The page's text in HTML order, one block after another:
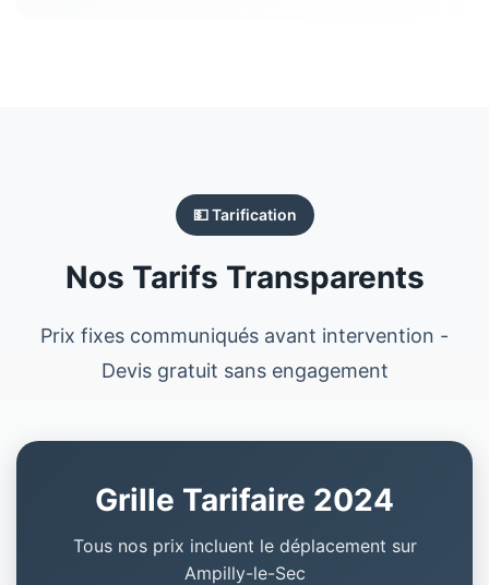
💵 Tarification
Nos Tarifs Transparents
Prix fixes communiqués avant intervention -
Devis gratuit sans engagement
Grille Tarifaire 2024
Tous nos prix incluent le déplacement sur
Ampilly-le-Sec